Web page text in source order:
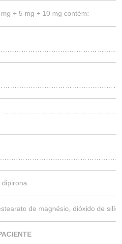
+ 5 mg + 10 mg contém:
de magnésio, dióxido de